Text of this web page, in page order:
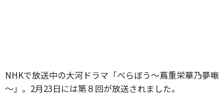
NHKで放送中の大河ドラマ「べらぼう～蔦重栄華乃夢噺
～」。2月23日には第８回が放送されました。